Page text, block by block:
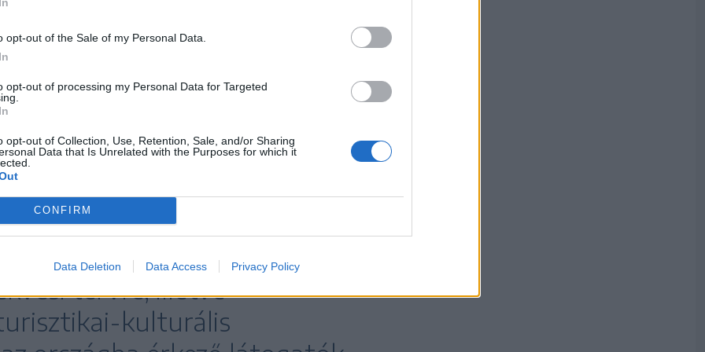
opt-out of the Sale of my Personal Data.
opt-out of processing my Personal Data for Targeted
opt-out of Collection, Use, Retention, Sale, and/or Sharing
Data that Is Unrelated with the Purposes for which it
CONFIRM
Data Deletion Data Access Privacy Policy
nagy tapasztalatot szerzett politikus
hogy bár számos látványosság
a látogatóknak, valamint nem biztosítottak a
„Nincs egy olyan turisztikai útvonal, nincs
rendelt minőségi szolgáltatás, amit nyugodt
megoldások vannak” – vázolta a
Csilla.
épp emiatt van szükség
tervre, illetve
kulturális